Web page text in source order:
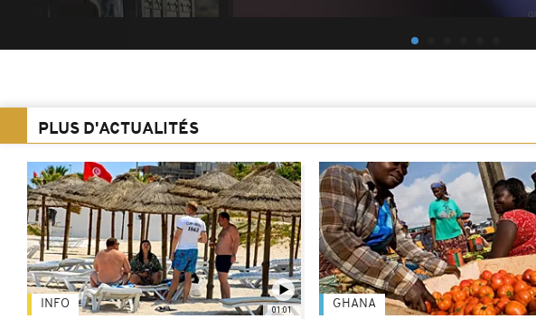
PLUS D'ACTUALITÉS
01:01
INFO GHANA